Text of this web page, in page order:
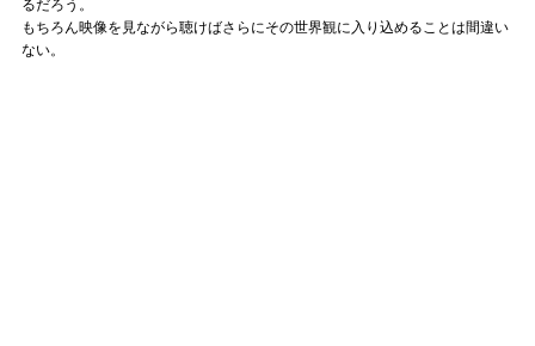
るだろう。
もちろん映像を見ながら聴けばさらにその世界観に入り込めることは間違い
ない。